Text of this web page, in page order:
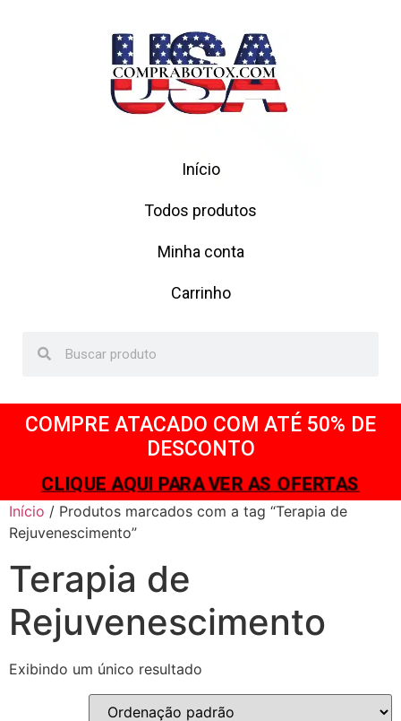
Início
Todos produtos
Minha conta
Carrinho
COMPRE ATACADO COM ATÉ 50% DE
DESCONTO
CLIQUE AQUI PARA VER AS OFERTAS
Início / Produtos marcados com a tag “Terapia de
Rejuvenescimento”
Terapia de
Rejuvenescimento
Exibindo um único resultado